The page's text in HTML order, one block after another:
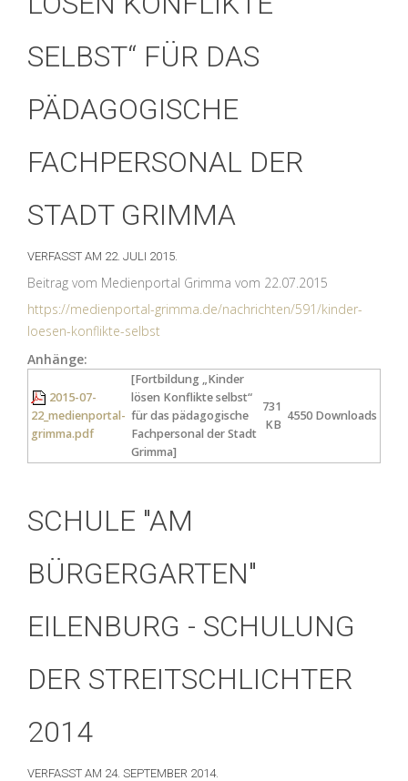
SELBST“ FÜR DAS
PÄDAGOGISCHE
FACHPERSONAL DER
STADT GRIMMA
VERFASST AM 22. JULI 2015.
Beitrag vom Medienportal Grimma vom 22.07.2015
https://medienportal-grimma.de/nachrichten/591/kinder-
loesen-konflikte-selbst
Anhänge:
2015-07-
22_medienportal-
grimma.pdf
[Fortbildung „Kinder
lösen Konflikte selbst“
für das pädagogische
Fachpersonal der Stadt
Grimma]
731
KB
4550 Downloads
SCHULE "AM
BÜRGERGARTEN"
EILENBURG - SCHULUNG
DER STREITSCHLICHTER
2014
VERFASST AM 24. SEPTEMBER 2014.